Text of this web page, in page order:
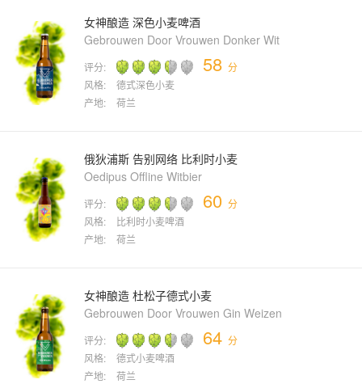
女神酿造 深色小麦啤酒
Gebrouwen Door Vrouwen Donker Wit
评分: 58 分
风格:
德式深色小麦
产地:
荷兰
俄狄浦斯 告别网络 比利时小麦
Oedipus Offline Witbier
评分: 60 分
风格:
比利时小麦啤酒
产地:
荷兰
女神酿造 杜松子德式小麦
Gebrouwen Door Vrouwen Gin Weizen
评分: 64 分
风格:
德式小麦啤酒
产地:
荷兰